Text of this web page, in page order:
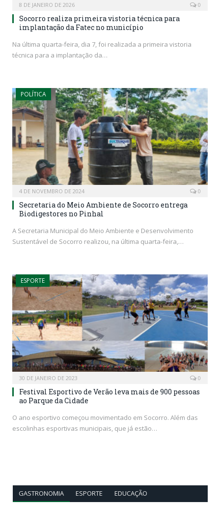
8 DE JANEIRO DE 2026 0
Socorro realiza primeira vistoria técnica para
implantação da Fatec no município
Na última quarta-feira, dia 7, foi realizada a primeira vistoria
técnica para a implantação da…
POLÍTICA
4 DE NOVEMBRO DE 2024 0
Secretaria do Meio Ambiente de Socorro entrega
Biodigestores no Pinhal
A Secretaria Municipal do Meio Ambiente e Desenvolvimento
Sustentável de Socorro realizou, na última quarta-feira,…
ESPORTE
30 DE JANEIRO DE 2023 0
Festival Esportivo de Verão leva mais de 900 pessoas
ao Parque da Cidade
O ano esportivo começou movimentado em Socorro. Além das
escolinhas esportivas municipais, que já estão…
GASTRONOMIA ESPORTE EDUCAÇÃO